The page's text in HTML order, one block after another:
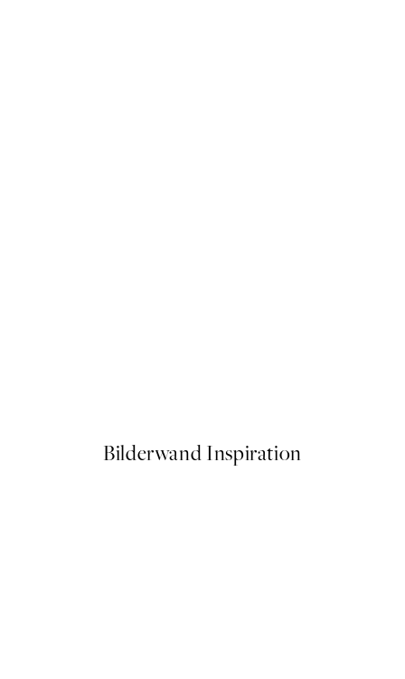
Bilderwand Inspiration